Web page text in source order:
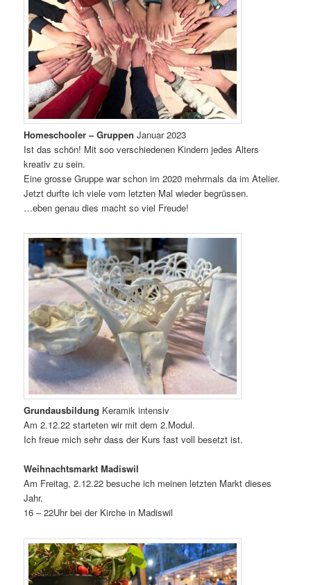
Homeschooler – GruppenJanuar 2023
Ist das schön! Mit soo verschiedenen Kindern jedes Alters
kreativ zu sein.
Eine grosse Gruppe war schon im 2020 mehrmals da im Atelier.
Jetzt durfte ich viele vom letzten Mal wieder begrüssen.
…eben genau dies macht so viel Freude!
Grundausbildung Keramik intensiv
Am 2.12.22 starteten wir mit dem 2.Modul.
Ich freue mich sehr dass der Kurs fast voll besetzt ist.
Weihnachtsmarkt Madiswil
Am Freitag, 2.12.22 besuche ich meinen letzten Markt dieses
Jahr.
16 – 22Uhr bei der Kirche in Madiswil